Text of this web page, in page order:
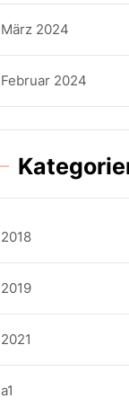
März 2024
Februar 2024
2018
2019
2021
a1